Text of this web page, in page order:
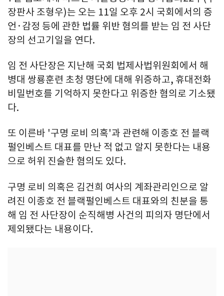
장판사 조형우)는 오는 11일 오후 2시 국회에서의 증
언·감정 등에 관한 법률 위반 혐의를 받는 임 전 사단
장의 선고기일을 연다.
임 전 사단장은 지난해 국회 법제사법위원회에서 해
병대 쌍룡훈련 초청 명단에 대해 위증하고, 휴대전화
비밀번호를 기억하지 못한다고 위증한 혐의로 기소됐
다.
또 이른바 '구명 로비 의혹'과 관련해 이종호 전 블랙
펄인베스트 대표를 만난 적 없고 알지 못한다는 내용
으로 허위 진술한 혐의도 있다.
구명 로비 의혹은 김건희 여사의 계좌관리인으로 알
려진 이종호 전 블랙펄인베스트 대표와의 친분을 통
해 임 전 사단장이 순직해병 사건의 피의자 명단에서
제외됐다는 내용이다.